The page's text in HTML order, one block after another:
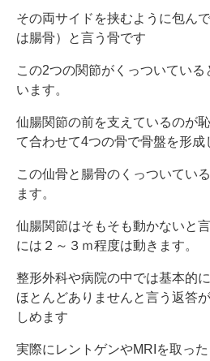
その両サイドを挟むように包ん
は腸骨）と言う骨です
この2つの関節がくっついてい
います。
仙腸関節の前を支えているのが
て合わせて4つの骨で骨盤を形成
この仙骨と腸骨のくっついてい
ます。
仙腸関節はそもそも動かないと
には２～３ｍ程度は動きます。
整形外科や病院の中では基本的
ほとんどありませんと言う返答
しめます
実際にレントゲンやMRIを取っ